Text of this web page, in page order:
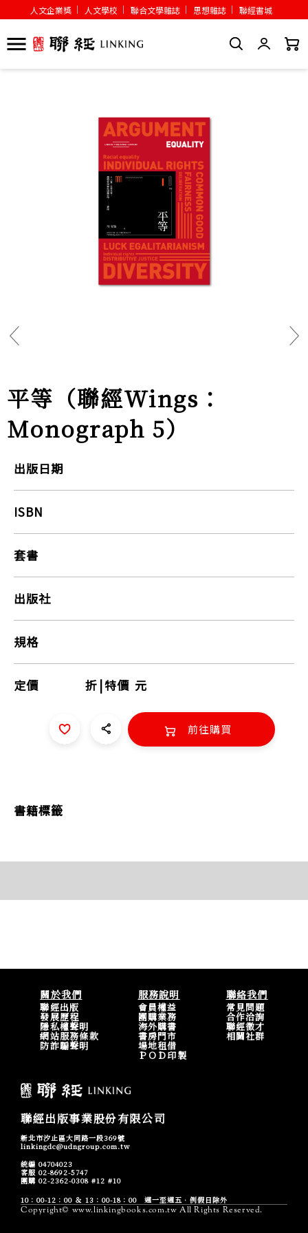
人文企業獎 人文學校 聯合文學雜誌 思想雜誌 聯經書城
平等（聯經Wings：
Monograph 5）
出版日期
ISBN
套書
出版社
規格
定價 折 |特價 元
前往購買
書籍標籤
關於我們
聯經出版
發展歷程
隱私權聲明
網站服務條款
防詐騙聲明
服務說明
會員權益
團購業務
海外購書
書房門市
場地租借
ＰＯＤ印製
聯絡我們
常見問題
合作洽詢
聯經徵才
相關社群
聯經出版事業股份有限公司
新北市汐止區大同路一段369號
linkingdc@udngroup.com.tw
統編 04704023
客服 02-8692-5747
團購 02-2362-0308 #12 #10
10：00-12：00 ＆ 13：00-18：00 週一至週五．例假日除外
Copyright© www.linkingbooks.com.tw All Rights Reserved.